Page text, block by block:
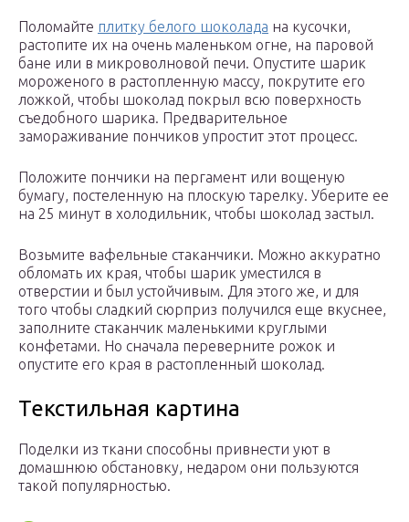
Поломайте плитку белого шоколада на кусочки,
растопите их на очень маленьком огне, на паровой
бане или в микроволновой печи. Опустите шарик
мороженого в растопленную массу, покрутите его
ложкой, чтобы шоколад покрыл всю поверхность
съедобного шарика. Предварительное
замораживание пончиков упростит этот процесс.
Положите пончики на пергамент или вощеную
бумагу, постеленную на плоскую тарелку. Уберите ее
на 25 минут в холодильник, чтобы шоколад застыл.
Возьмите вафельные стаканчики. Можно аккуратно
обломать их края, чтобы шарик уместился в
отверстии и был устойчивым. Для этого же, и для
того чтобы сладкий сюрприз получился еще вкуснее,
заполните стаканчик маленькими круглыми
конфетами. Но сначала переверните рожок и
опустите его края в растопленный шоколад.
Текстильная картина
Поделки из ткани способны привнести уют в
домашнюю обстановку, недаром они пользуются
такой популярностью.